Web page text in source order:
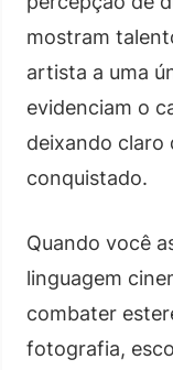
mostram
artista a uma
evidenciam o
deixando claro
conquistado.
Quando você
linguagem
combater
fotografia,